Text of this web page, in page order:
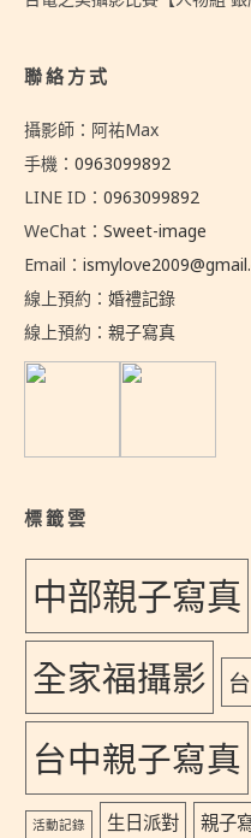
聯絡方式
攝影師：阿祐Max
手機： 0963099892
LINE ID： 0963099892
WeChat： Sweet-image
Email：
線上預約： 婚禮記錄
線上預約： 親子寫真
標籤雲
中部親子寫真
全家福攝影
台中親子寫真
活動記錄 生日派對 親子